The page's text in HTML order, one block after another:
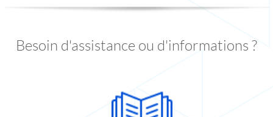
Besoin d'assistance ou d'informations ?